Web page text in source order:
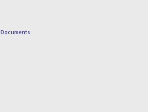
Documents